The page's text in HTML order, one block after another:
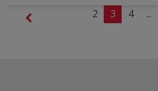
2 3 4 ...